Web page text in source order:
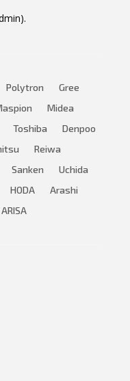
Polytron
Gree
Midea
Toshiba
Denpoo
Reiwa
Sanken
Uchida
HODA
Arashi
ARISA